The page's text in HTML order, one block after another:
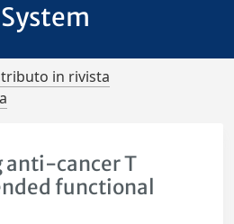
in rivista
anti-cancer T
functional